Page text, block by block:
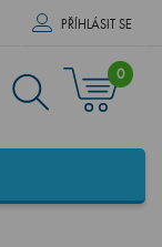
PŘÍHLÁSIT SE
0